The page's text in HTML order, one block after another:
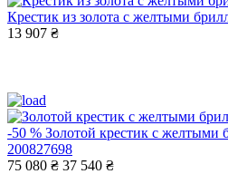
Крестик из золота с желтыми
13 907 ₴
-50 % Золотой крестик с желтыми
200827698
75 080 ₴ 37 540 ₴